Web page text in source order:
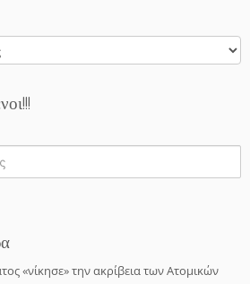
«νίκησε» την ακρίβεια των Ατομικών